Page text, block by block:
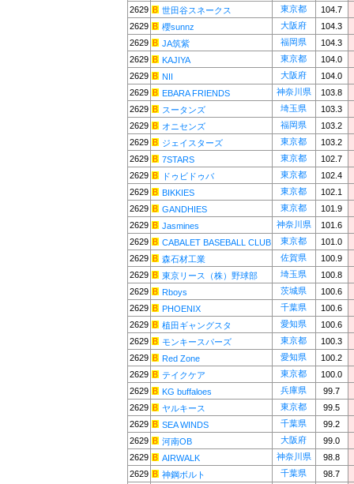
2629
世田谷スネークス 東京都
104.7
2629
櫻sunnz 大阪府
104.3
2629
JA筑紫 福岡県
104.3
2629
KAJIYA 東京都
104.0
2629
NII 大阪府
104.0
2629
EBARA FRIENDS 神奈川県
103.8
2629
スータンズ 埼玉県
103.3
2629
オニセンズ 福岡県
103.2
2629
ジェイスターズ 東京都
103.2
2629
7STARS 東京都
102.7
2629
ドゥビドゥバ 東京都
102.4
2629
BIKKIES 東京都
102.1
2629
GANDHIES 東京都
101.9
2629
Jasmines 神奈川県
101.6
2629
CABALET BASEBALL CLUB 東京都
101.0
2629
森石材工業 佐賀県
100.9
2629
東京リース（株）野球部 埼玉県
100.8
2629
Rboys 茨城県
100.6
2629
PHOENIX 千葉県
100.6
2629
植田ギャングスタ 愛知県
100.6
2629
モンキースパーズ 東京都
100.3
2629
Red Zone 愛知県
100.2
2629
テイクケア 東京都
100.0
2629
KG buffaloes 兵庫県
99.7
2629
ヤルキース 東京都
99.5
2629
SEA WINDS 千葉県
99.2
2629
河南OB 大阪府
99.0
2629
AIRWALK 神奈川県
98.8
2629
神鋼ボルト 千葉県
98.7